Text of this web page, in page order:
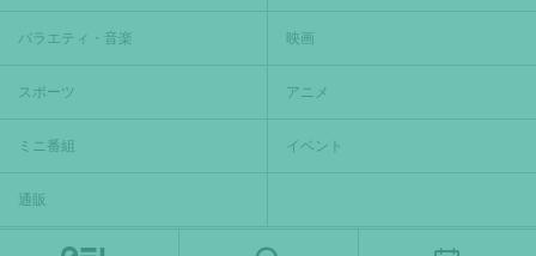
バラエティ・音楽 映画
スポーツ アニメ
ミニ番組 イベント
通販